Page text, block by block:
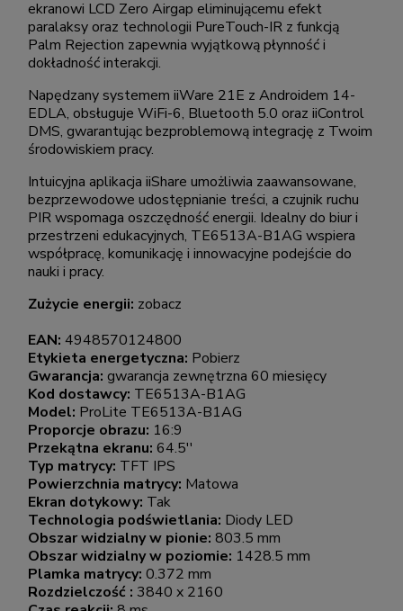
ekranowi LCD Zero Airgap eliminującemu efekt
paralaksy oraz technologii PureTouch-IR z funkcją
Palm Rejection zapewnia wyjątkową płynność i
dokładność interakcji.
Napędzany systemem iiWare 21E z Androidem 14-
EDLA, obsługuje WiFi-6, Bluetooth 5.0 oraz iiControl
DMS, gwarantując bezproblemową integrację z Twoim
środowiskiem pracy.
Intuicyjna aplikacja iiShare umożliwia zaawansowane,
bezprzewodowe udostępnianie treści, a czujnik ruchu
PIR wspomaga oszczędność energii. Idealny do biur i
przestrzeni edukacyjnych, TE6513A-B1AG wspiera
współpracę, komunikację i innowacyjne podejście do
nauki i pracy.
Zużycie energii: zobacz
EAN: 4948570124800
Etykieta energetyczna: Pobierz
Gwarancja: gwarancja zewnętrzna 60 miesięcy
Kod dostawcy: TE6513A-B1AG
Model: ProLite TE6513A-B1AG
Proporcje obrazu: 16:9
Przekątna ekranu: 64.5''
Typ matrycy: TFT IPS
Powierzchnia matrycy: Matowa
Ekran dotykowy: Tak
Technologia podświetlania: Diody LED
Obszar widzialny w pionie: 803.5 mm
Obszar widzialny w poziomie: 1428.5 mm
Plamka matrycy: 0.372 mm
Rozdzielczość : 3840 x 2160